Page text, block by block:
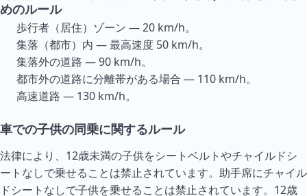
めのルール
歩行者（居住）ゾーン — 20 km/h。
集落（都市）内 — 最高速度 50 km/h。
集落外の道路 — 90 km/h。
都市外の道路に分離帯がある場合 — 110 km/h。
高速道路 — 130 km/h。
車での子供の同乗に関するルール
法律により、12歳未満の子供をシートベルトやチャイルドシ
ートなしで乗せることは禁止されています。助手席にチャイル
ドシートなしで子供を乗せることは禁止されています。12歳